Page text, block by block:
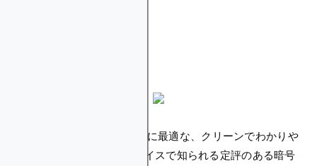
TaskOnは、Web3の初心者に最適な、クリーンでわかりや
すいユーザーインターフェイスで知られる定評のある暗号